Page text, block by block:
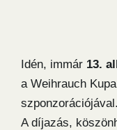
Idén, immár 13.
a Weihrauch
szponzorációjával.
A díjazás,